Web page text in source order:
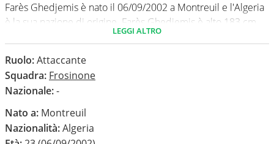
Farès Ghedjemis è nato il 06/09/2002 a Montreuil e l'Algeria
è la sua nazione di origine. Farès Ghedjemis è alto 183 cm,
ha un peso medio di 82 kg. Il suo piede di calcio in via
In questa stagione ha disputato nel campionato Serie A 0
partite e non ha segnato nessun gol.
LEGGI ALTRO
Ruolo:Attaccante
Squadra: Frosinone
Nazionale:-
Nato a: Montreuil
Nazionalità:Algeria